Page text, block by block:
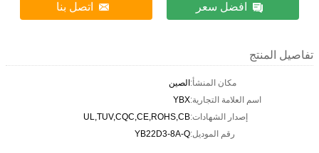
افضل سعر اتصل بنا
تفاصيل المنتج
مكان المنشأ:الصين
اسم العلامة التجارية:YBX
إصدار الشهادات:UL,TUV,CQC,CE,ROHS,CB
رقم الموديل:YB22D3-8A-Q